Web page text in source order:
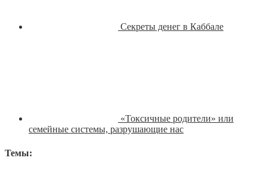
Секреты денег в Каббале
«Токсичные родители» или
семейные системы, разрушающие нас
Темы: